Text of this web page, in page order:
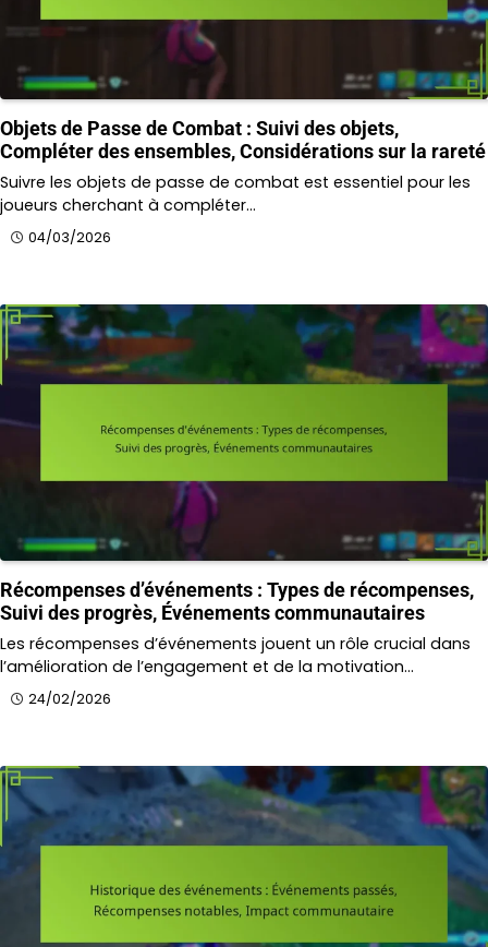
Objets de Passe de Combat : Suivi des objets,
Compléter des ensembles, Considérations sur la rareté
Suivre les objets de passe de combat est essentiel pour les
joueurs cherchant à compléter…
04/03/2026
Récompenses d’événements : Types de récompenses,
Suivi des progrès, Événements communautaires
Les récompenses d’événements jouent un rôle crucial dans
l’amélioration de l’engagement et de la motivation…
24/02/2026